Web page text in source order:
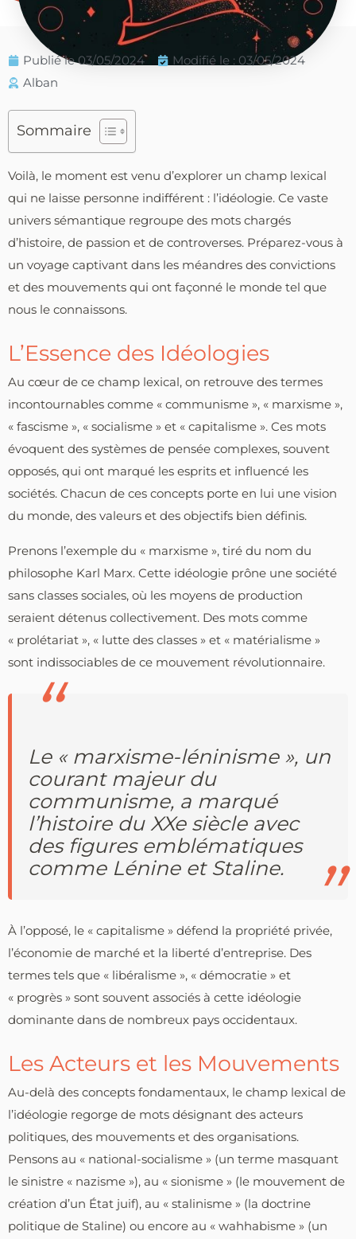
Publié le 03/05/2024
Modifié le : 03/05/2024
Alban
Sommaire
Voilà, le moment est venu d’explorer un champ lexical
qui ne laisse personne indifférent : l’idéologie. Ce vaste
univers sémantique regroupe des mots chargés
d’histoire, de passion et de controverses. Préparez-vous à
un voyage captivant dans les méandres des convictions
et des mouvements qui ont façonné le monde tel que
nous le connaissons.
L’Essence des Idéologies
Au cœur de ce champ lexical, on retrouve des termes
incontournables comme « communisme », « marxisme »,
« fascisme », « socialisme » et « capitalisme ». Ces mots
évoquent des systèmes de pensée complexes, souvent
opposés, qui ont marqué les esprits et influencé les
sociétés. Chacun de ces concepts porte en lui une vision
du monde, des valeurs et des objectifs bien définis.
Prenons l’exemple du « marxisme », tiré du nom du
philosophe Karl Marx. Cette idéologie prône une société
sans classes sociales, où les moyens de production
seraient détenus collectivement. Des mots comme
« prolétariat », « lutte des classes » et « matérialisme »
sont indissociables de ce mouvement révolutionnaire.
Le « marxisme-léninisme », un
courant majeur du
communisme, a marqué
l’histoire du XXe siècle avec
des figures emblématiques
comme Lénine et Staline.
À l’opposé, le « capitalisme » défend la propriété privée,
l’économie de marché et la liberté d’entreprise. Des
termes tels que « libéralisme », « démocratie » et
« progrès » sont souvent associés à cette idéologie
dominante dans de nombreux pays occidentaux.
Les Acteurs et les Mouvements
Au-delà des concepts fondamentaux, le champ lexical de
l’idéologie regorge de mots désignant des acteurs
politiques, des mouvements et des organisations.
Pensons au « national-socialisme » (un terme masquant
le sinistre « nazisme »), au « sionisme » (le mouvement de
création d’un État juif), au « stalinisme » (la doctrine
politique de Staline) ou encore au « wahhabisme » (un